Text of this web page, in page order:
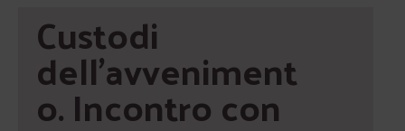
Custodi
dell’avveniment
o. Incontro con